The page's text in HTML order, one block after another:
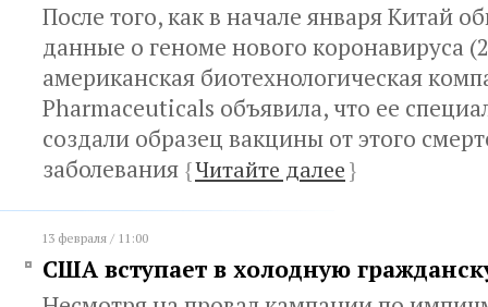
После того, как в начале января Китай
данные о геноме нового коронавируса
американская биотехнологическая
Pharmaceuticals объявила, что ее
создали образец вакцины от этого
заболевания {Читайте далее}
13 февраля / 11:00
США вступает в холодную